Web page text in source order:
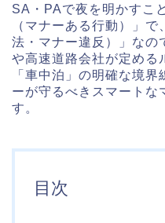
SA・PAで夜を明かすこ
（マナーある行動）」
法・マナー違反）」なの
や高速道路会社が定める
「車中泊」の明確な境
ーが守るべきスマートな
す。
目次